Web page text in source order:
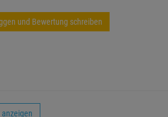
und Bewertung schreiben